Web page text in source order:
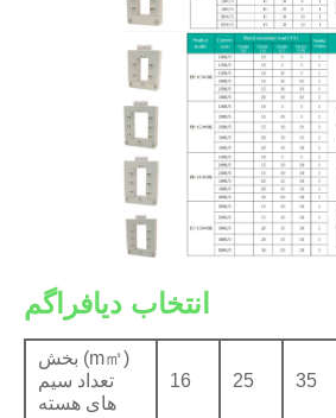
انتخاب دیافراگم
بخش (m㎡)
تعداد سیم
های هسته
16 25 35